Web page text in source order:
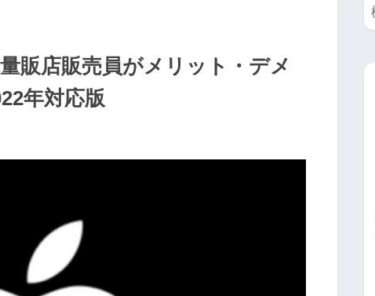
販店販売員がメリット・デメ
年対応版